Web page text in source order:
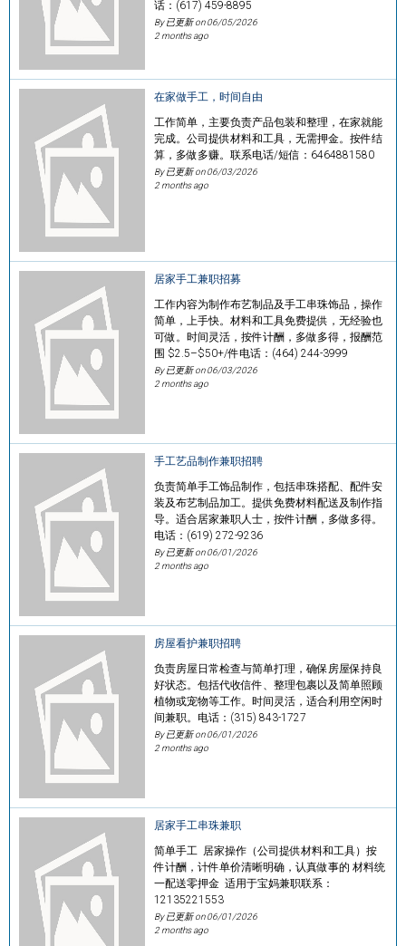
话：(617) 459-8895
By 已更新 on06/05/2026
2 months ago
在家做手工，时间自由
工作简单，主要负责产品包装和整理，在家就能
完成。公司提供材料和工具，无需押金。按件结
算，多做多赚。联系电话/短信：6464881580
By 已更新 on06/03/2026
2 months ago
居家手工兼职招募
工作内容为制作布艺制品及手工串珠饰品，操作
简单，上手快。材料和工具免费提供，无经验也
可做。时间灵活，按件计酬，多做多得，报酬范
围 $2.5–$50+/件电话：(464) 244-3999
By 已更新 on06/03/2026
2 months ago
手工艺品制作兼职招聘
负责简单手工饰品制作，包括串珠搭配、配件安
装及布艺制品加工。提供免费材料配送及制作指
导。适合居家兼职人士，按件计酬，多做多得。
电话：(619) 272-9236
By 已更新 on06/01/2026
2 months ago
房屋看护兼职招聘
负责房屋日常检查与简单打理，确保房屋保持良
好状态。包括代收信件、整理包裹以及简单照顾
植物或宠物等工作。时间灵活，适合利用空闲时
间兼职。电话：(315) 843-1727
By 已更新 on06/01/2026
2 months ago
居家手工串珠兼职
简单手工 居家操作（公司提供材料和工具）按
件计酬，计件单价清晰明确，认真做事的 材料统
一配送零押金 适用于宝妈兼职联系：
12135221553
By 已更新 on06/01/2026
2 months ago